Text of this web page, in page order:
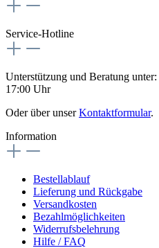
Service-Hotline
Unterstützung und Beratung unter:
17:00 Uhr
Oder über unserKontaktformular.
Information
Bestellablauf
Lieferung und Rückgabe
Versandkosten
Bezahlmöglichkeiten
Widerrufsbelehrung
Hilfe / FAQ